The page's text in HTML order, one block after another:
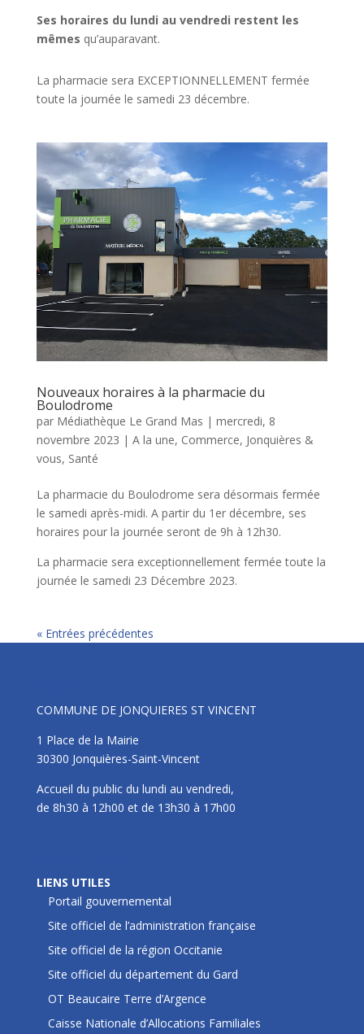
Ses horaires du lundi au vendredi restent les
mêmes qu’auparavant.
La pharmacie sera EXCEPTIONNELLEMENT fermée
toute la journée le samedi 23 décembre.
Nouveaux horaires à la pharmacie du
Boulodrome
par Médiathèque Le Grand Mas | mercredi, 8
novembre 2023 | A la une, Commerce, Jonquières &
vous, Santé
La pharmacie du Boulodrome sera désormais fermée
le samedi après-midi. A partir du 1er décembre, ses
horaires pour la journée seront de 9h à 12h30.
La pharmacie sera exceptionnellement fermée toute la
journée le samedi 23 Décembre 2023.
« Entrées précédentes
COMMUNE DE JONQUIERES ST VINCENT
1 Place de la Mairie
30300 Jonquières-Saint-Vincent
Accueil du public du lundi au vendredi,
de 8h30 à 12h00 et de 13h30 à 17h00
LIENS UTILES
Portail gouvernemental
Site officiel de l’administration française
Site officiel de la région Occitanie
Site officiel du département du Gard
OT Beaucaire Terre d’Argence
Caisse Nationale d’Allocations Familiales